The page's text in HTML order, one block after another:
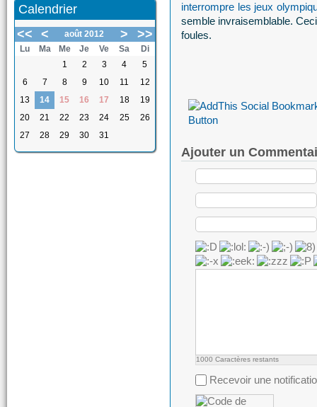
Calendrier
<<
< août 2012 > >>
Lu Ma Me Je Ve Sa
Di
1
2 3 4
5
6
7 8 9 10 11
12
13
14 15 16 17 18
19
20
21 22 23 24 25
26
27
28 29 30 31
interrompre les jeux
semble invraisemblable.
foules.
Ajouter un
1000 Caractères restants
Recevoir une